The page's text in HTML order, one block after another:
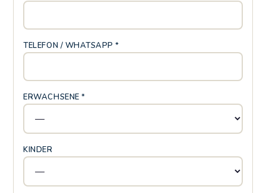
TELEFON / WHATSAPP *
ERWACHSENE *
KINDER